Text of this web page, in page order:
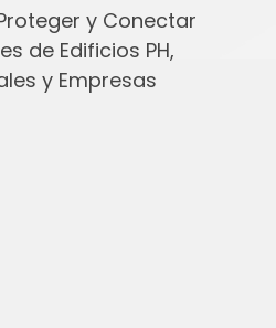
y Conectar
de Edificios PH,
y Empresas